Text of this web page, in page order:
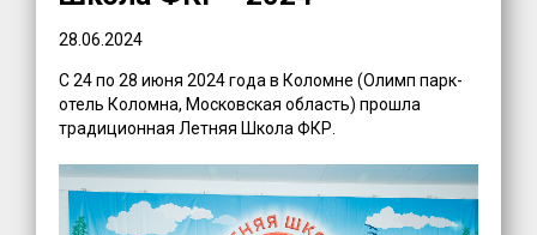
28.06.2024
С 24 по 28 июня 2024 года в Коломне (Олимп парк-
отель Коломна, Московская область) прошла
традиционная Летняя Школа ФКР.